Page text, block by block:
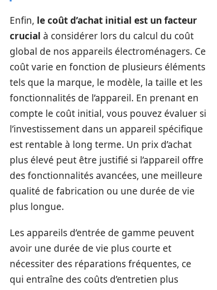
Enfin, le coût d’achat initial est un facteur
crucial à considérer lors du calcul du coût
global de nos appareils électroménagers. Ce
coût varie en fonction de plusieurs éléments
tels que la marque, le modèle, la taille et les
fonctionnalités de l’appareil. En prenant en
compte le coût initial, vous pouvez évaluer si
l’investissement dans un appareil spécifique
est rentable à long terme. Un prix d’achat
plus élevé peut être justifié si l’appareil offre
des fonctionnalités avancées, une meilleure
qualité de fabrication ou une durée de vie
plus longue.
Les appareils d’entrée de gamme peuvent
avoir une durée de vie plus courte et
nécessiter des réparations fréquentes, ce
qui entraîne des coûts d’entretien plus